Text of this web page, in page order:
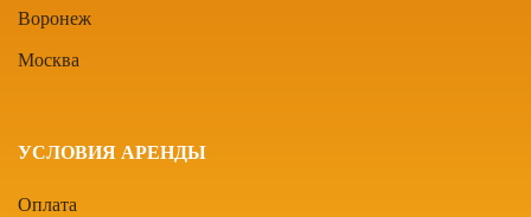
Воронеж
Москва
УСЛОВИЯ АРЕНДЫ
Оплата